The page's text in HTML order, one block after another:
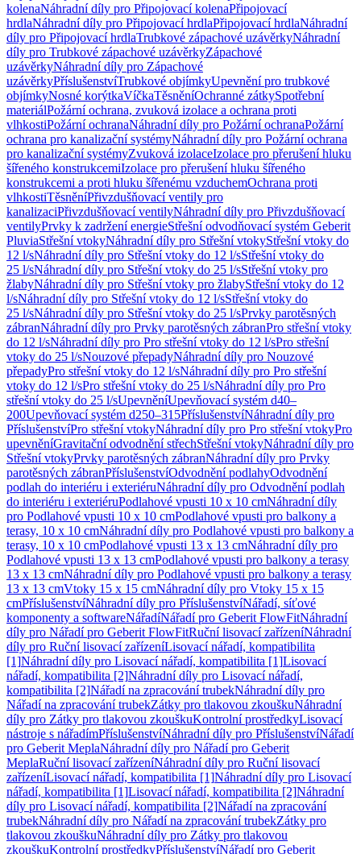
kolenaNáhradní díly pro Připojovací kolenaPřipojovací
hrdlaNáhradní díly pro Připojovací hrdlaPřipojovací hrdlaNáhradní
díly pro Připojovací hrdlaTrubkové zápachové uzávěrkyNáhradní
díly pro Trubkové zápachové uzávěrkyZápachové
uzávěrkyNáhradní díly pro Zápachové
uzávěrkyPříslušenstvíTrubkové objímkyUpevnění pro trubkové
objímkyNosné korýtkaVíčkaTěsněníOchranné zátkySpotřební
materiálPožární ochrana, zvuková izolace a ochrana proti
vlhkostiPožární ochranaNáhradní díly pro Požární ochranaPožární
ochrana pro kanalizační systémyNáhradní díly pro Požární ochrana
pro kanalizační systémyZvuková izolaceIzolace pro přerušení hluku
šířeného konstrukcemiIzolace pro přerušení hluku šířeného
konstrukcemi a proti hluku šířenému vzduchemOchrana proti
vlhkostiTěsněníPřivzdušňovací ventily pro
kanalizaciPřivzdušňovací ventilyNáhradní díly pro Přivzdušňovací
ventilyPrvky k zadržení energieStřešní odvodňovací systém Geberit
PluviaStřešní vtokyNáhradní díly pro Střešní vtokyStřešní vtoky do
12 l/sNáhradní díly pro Střešní vtoky do 12 l/sStřešní vtoky do
25 l/sNáhradní díly pro Střešní vtoky do 25 l/sStřešní vtoky pro
žlabyNáhradní díly pro Střešní vtoky pro žlabyStřešní vtoky do 12
l/sNáhradní díly pro Střešní vtoky do 12 l/sStřešní vtoky do
25 l/sNáhradní díly pro Střešní vtoky do 25 l/sPrvky parotěsných
zábranNáhradní díly pro Prvky parotěsných zábranPro střešní vtoky
do 12 l/sNáhradní díly pro Pro střešní vtoky do 12 l/sPro střešní
vtoky do 25 l/sNouzové přepadyNáhradní díly pro Nouzové
přepadyPro střešní vtoky do 12 l/sNáhradní díly pro Pro střešní
vtoky do 12 l/sPro střešní vtoky do 25 l/sNáhradní díly pro Pro
střešní vtoky do 25 l/sUpevněníUpevňovací systém d40–
200Upevňovací systém d250–315PříslušenstvíNáhradní díly pro
PříslušenstvíPro střešní vtokyNáhradní díly pro Pro střešní vtokyPro
upevněníGravitační odvodnění střechStřešní vtokyNáhradní díly pro
Střešní vtokyPrvky parotěsných zábranNáhradní díly pro Prvky
parotěsných zábranPříslušenstvíOdvodnění podlahyOdvodnění
podlah do interiéru i exteriéruNáhradní díly pro Odvodnění podlah
do interiéru i exteriéruPodlahové vpusti 10 x 10 cmNáhradní díly
pro Podlahové vpusti 10 x 10 cmPodlahové vpusti pro balkony a
terasy, 10 x 10 cmNáhradní díly pro Podlahové vpusti pro balkony a
terasy, 10 x 10 cmPodlahové vpusti 13 x 13 cmNáhradní díly pro
Podlahové vpusti 13 x 13 cmPodlahové vpusti pro balkony a terasy
13 x 13 cmNáhradní díly pro Podlahové vpusti pro balkony a terasy
13 x 13 cmVtoky 15 x 15 cmNáhradní díly pro Vtoky 15 x 15
cmPříslušenstvíNáhradní díly pro PříslušenstvíNářadí, síťové
komponenty a softwareNářadíNářadí pro Geberit FlowFitNáhradní
díly pro Nářadí pro Geberit FlowFitRuční lisovací zařízeníNáhradní
díly pro Ruční lisovací zařízeníLisovací nářadí, kompatibilita
[1]Náhradní díly pro Lisovací nářadí, kompatibilita [1]Lisovací
nářadí, kompatibilita [2]Náhradní díly pro Lisovací nářadí,
kompatibilita [2]Nářadí na zpracování trubekNáhradní díly pro
Nářadí na zpracování trubekZátky pro tlakovou zkouškuNáhradní
díly pro Zátky pro tlakovou zkouškuKontrolní prostředkyLisovací
nástroje s nářadímPříslušenstvíNáhradní díly pro PříslušenstvíNářadí
pro Geberit MeplaNáhradní díly pro Nářadí pro Geberit
MeplaRuční lisovací zařízeníNáhradní díly pro Ruční lisovací
zařízeníLisovací nářadí, kompatibilita [1]Náhradní díly pro Lisovací
nářadí, kompatibilita [1]Lisovací nářadí, kompatibilita [2]Náhradní
díly pro Lisovací nářadí, kompatibilita [2]Nářadí na zpracování
trubekNáhradní díly pro Nářadí na zpracování trubekZátky pro
tlakovou zkouškuNáhradní díly pro Zátky pro tlakovou
zkouškuKontrolní prostředkyPříslušenstvíNářadí pro Geberit